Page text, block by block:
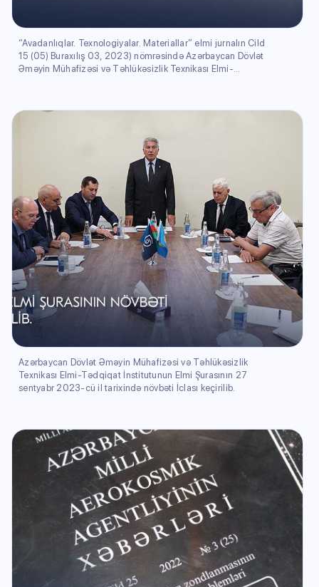
“Avadanlıqlar. Texnologiyalar. Materiallar” elmi jurnalın Cild
15 (05) Buraxılış 03, 2023) nömrəsində Azərbaycan Dövlət
Əməyin Mühafizəsi və Təhlükəsizlik Texnikası Elmi-
Azərbaycan Dövlət Əməyin Mühafizəsi və Təhlükəsizlik
Texnikası Elmi-Tədqiqat İnstitutunun Elmi Şurasının 27
sentyabr 2023-cü il tarixində növbəti İclası keçirilib.